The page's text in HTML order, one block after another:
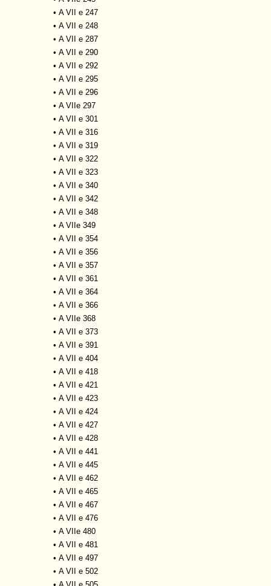
• A VII e 247
• A VII e 248
• A VII e 287
• A VII e 290
• A VII e 292
• A VII e 295
• A VII e 296
• A VIIe 297
• A VII e 301
• A VII e 316
• A VII e 319
• A VII e 322
• A VII e 323
• A VII e 340
• A VII e 342
• A VII e 348
• A VIIe 349
• A VII e 354
• A VII e 356
• A VII e 357
• A VII e 361
• A VII e 364
• A VII e 366
• A VIIe 368
• A VII e 373
• A VII e 391
• A VII e 404
• A VII e 418
• A VII e 421
• A VII e 423
• A VII e 424
• A VII e 427
• A VII e 428
• A VII e 441
• A VII e 445
• A VII e 462
• A VII e 465
• A VII e 467
• A VII e 476
• A VIIe 480
• A VII e 481
• A VII e 497
• A VII e 502